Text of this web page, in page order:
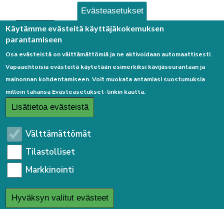
Palaute
Linkkejä
Etusivulle
Kirjaudu sisään
Saavutettavuusseloste
Sivukartta
Tietosuojaseloste
Evästeasetukset
Käytämme evästeitä käyttäjäkokemuksen
parantamiseen
Osa evästeistä on välttämättömiä ja ne aktivoidaan automaattisesti.
Vapaaehtoisia evästeitä käytetään esimerkiksi kävijäseurantaan ja
mainonnan kohdentamiseen. Voit muokata antamiasi suostumuksia
milloin tahansa Evästeasetukset-linkin kautta.
Lisätietoa evästeistä
Välttämättömät
Tilastolliset
Markkinointi
Hyväksyn valitut evästeet